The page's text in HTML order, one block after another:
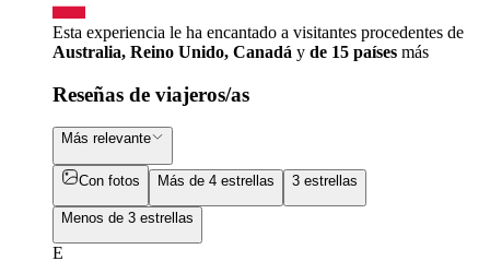
Esta experiencia le ha encantado a visitantes procedentes de
Australia, Reino Unido, Canadá y de 15 países más
Reseñas de viajeros/as
Más relevante
Con fotos Más de 4 estrellas 3 estrellas
Menos de 3 estrellas
E